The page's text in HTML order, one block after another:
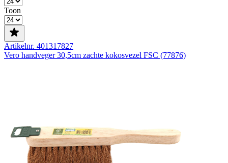
Toon
Artikelnr. 401317827
Vero handveger 30,5cm zachte kokosvezel FSC (77876)